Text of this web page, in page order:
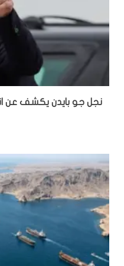
نجل جو بايدن يكشف عن